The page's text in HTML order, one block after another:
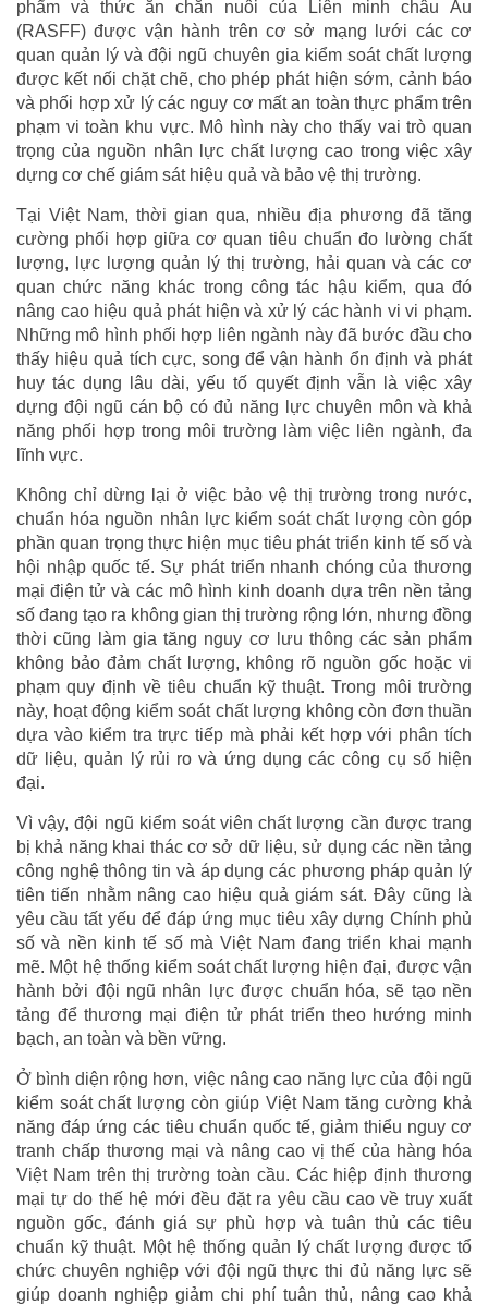
phẩm và thức ăn chăn nuôi của Liên minh châu Âu
(RASFF) được vận hành trên cơ sở mạng lưới các cơ
quan quản lý và đội ngũ chuyên gia kiểm soát chất lượng
được kết nối chặt chẽ, cho phép phát hiện sớm, cảnh báo
và phối hợp xử lý các nguy cơ mất an toàn thực phẩm trên
phạm vi toàn khu vực. Mô hình này cho thấy vai trò quan
trọng của nguồn nhân lực chất lượng cao trong việc xây
dựng cơ chế giám sát hiệu quả và bảo vệ thị trường.
Tại Việt Nam, thời gian qua, nhiều địa phương đã tăng
cường phối hợp giữa cơ quan tiêu chuẩn đo lường chất
lượng, lực lượng quản lý thị trường, hải quan và các cơ
quan chức năng khác trong công tác hậu kiểm, qua đó
nâng cao hiệu quả phát hiện và xử lý các hành vi vi phạm.
Những mô hình phối hợp liên ngành này đã bước đầu cho
thấy hiệu quả tích cực, song để vận hành ổn định và phát
huy tác dụng lâu dài, yếu tố quyết định vẫn là việc xây
dựng đội ngũ cán bộ có đủ năng lực chuyên môn và khả
năng phối hợp trong môi trường làm việc liên ngành, đa
lĩnh vực.
Không chỉ dừng lại ở việc bảo vệ thị trường trong nước,
chuẩn hóa nguồn nhân lực kiểm soát chất lượng còn góp
phần quan trọng thực hiện mục tiêu phát triển kinh tế số và
hội nhập quốc tế. Sự phát triển nhanh chóng của thương
mại điện tử và các mô hình kinh doanh dựa trên nền tảng
số đang tạo ra không gian thị trường rộng lớn, nhưng đồng
thời cũng làm gia tăng nguy cơ lưu thông các sản phẩm
không bảo đảm chất lượng, không rõ nguồn gốc hoặc vi
phạm quy định về tiêu chuẩn kỹ thuật. Trong môi trường
này, hoạt động kiểm soát chất lượng không còn đơn thuần
dựa vào kiểm tra trực tiếp mà phải kết hợp với phân tích
dữ liệu, quản lý rủi ro và ứng dụng các công cụ số hiện
đại.
Vì vậy, đội ngũ kiểm soát viên chất lượng cần được trang
bị khả năng khai thác cơ sở dữ liệu, sử dụng các nền tảng
công nghệ thông tin và áp dụng các phương pháp quản lý
tiên tiến nhằm nâng cao hiệu quả giám sát. Đây cũng là
yêu cầu tất yếu để đáp ứng mục tiêu xây dựng Chính phủ
số và nền kinh tế số mà Việt Nam đang triển khai mạnh
mẽ. Một hệ thống kiểm soát chất lượng hiện đại, được vận
hành bởi đội ngũ nhân lực được chuẩn hóa, sẽ tạo nền
tảng để thương mại điện tử phát triển theo hướng minh
bạch, an toàn và bền vững.
Ở bình diện rộng hơn, việc nâng cao năng lực của đội ngũ
kiểm soát chất lượng còn giúp Việt Nam tăng cường khả
năng đáp ứng các tiêu chuẩn quốc tế, giảm thiểu nguy cơ
tranh chấp thương mại và nâng cao vị thế của hàng hóa
Việt Nam trên thị trường toàn cầu. Các hiệp định thương
mại tự do thế hệ mới đều đặt ra yêu cầu cao về truy xuất
nguồn gốc, đánh giá sự phù hợp và tuân thủ các tiêu
chuẩn kỹ thuật. Một hệ thống quản lý chất lượng được tổ
chức chuyên nghiệp với đội ngũ thực thi đủ năng lực sẽ
giúp doanh nghiệp giảm chi phí tuân thủ, nâng cao khả